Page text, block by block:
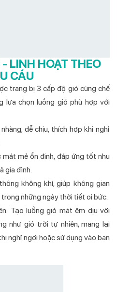
LINH HOẠT THEO
CẦU
trang bị 3 cấp độ gió cùng chế
lựa chọn luồng gió phù hợp với
dễ chịu, thích hợp khi nghỉ
mẻ ổn định, đáp ứng tốt nhu
gia đình.
không khí, giúp không gian
những ngày thời tiết oi bức.
Tạo luồng gió mát êm dịu với
như gió trời tự nhiên, mang lại
nghỉ ngơi hoặc sử dụng vào ban